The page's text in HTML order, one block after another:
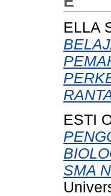
ELLA
ESTI
SMA